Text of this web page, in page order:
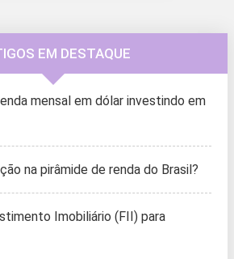
EM DESTAQUE
mensal em dólar investindo em
na pirâmide de renda do Brasil?
Imobiliário (FII) para